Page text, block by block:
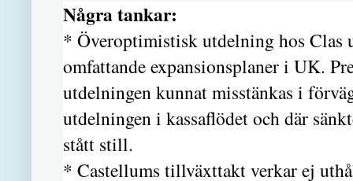
Några tankar:
* Överoptimistisk utdelning hos Clas
omfattande expansionsplaner i UK.
utdelningen kunnat misstänkas i
utdelningen i kassaflödet och där
stått still.
* Castellums tillväxttakt verkar ej